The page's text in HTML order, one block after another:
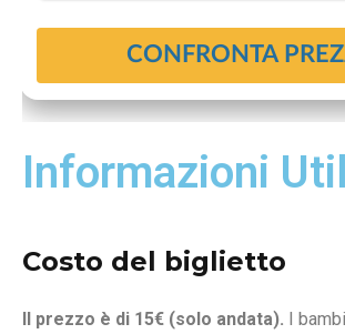
Informazioni
Costo del biglietto
Il prezzo è di 15€ (solo andata). I